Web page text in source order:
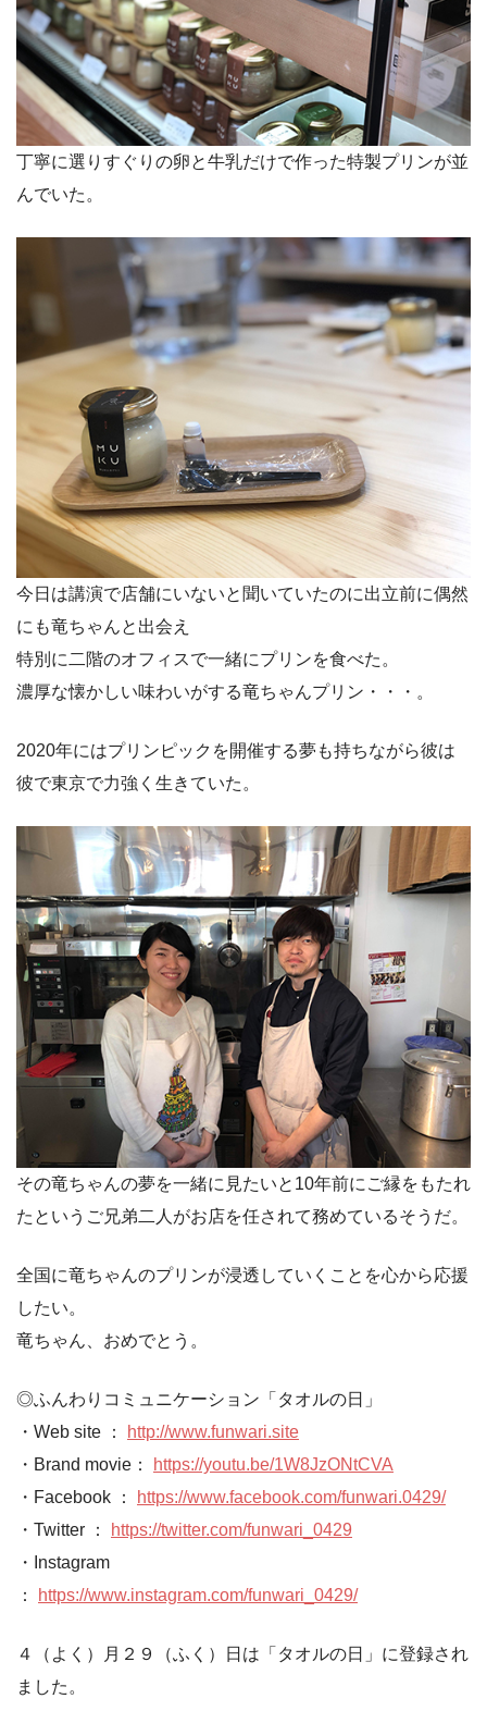
丁寧に選りすぐりの卵と牛乳だけで作った特製プリンが並
んでいた。
今日は講演で店舗にいないと聞いていたのに出立前に偶然
にも竜ちゃんと出会え
特別に二階のオフィスで一緒にプリンを食べた。
濃厚な懐かしい味わいがする竜ちゃんプリン・・・。
2020年にはプリンピックを開催する夢も持ちながら彼は
彼で東京で力強く生きていた。
その竜ちゃんの夢を一緒に見たいと10年前にご縁をもたれ
たというご兄弟二人がお店を任されて務めているそうだ。
全国に竜ちゃんのプリンが浸透していくことを心から応援
したい。
竜ちゃん、おめでとう。
◎ふんわりコミュニケーション「タオルの日」
・Web site ：
http://www.funwari.site
・Brand movie：
https://youtu.be/1W8JzONtCVA
・Facebook ：
https://www.facebook.com/funwari.0429/
・Twitter ：
https://twitter.com/funwari_0429
・Instagram
：
https://www.instagram.com/funwari_0429/
４（よく）月２９（ふく）日は「タオルの日」に登録され
ました。